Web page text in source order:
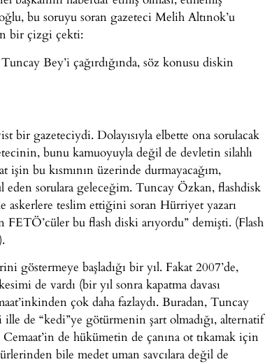
bu soruyu soran gazeteci Melih Altınok’u
bir çizgi çekti:
Bey’i çağırdığında, söz konusu diskin
bir gazeteciydi. Dolayısıyla elbette ona sorulacak
bunu kamuoyuyla değil de devletin silahlı
işin bu kısmının üzerinde durmayacağım,
sorulara geleceğim. Tuncay Özkan, flashdisk
askerlere teslim ettiğini soran Hürriyet yazarı
bu flash diski arıyordu” demişti. (Flash
göstermeye başladığı bir yıl. Fakat 2007’de,
de vardı (bir yıl sonra kapatma davası
çok daha fazlaydı. Buradan, Tuncay
ille de “kedi”ye götürmenin şart olmadığı, alternatif
de hükümetin de çanına ot tıkamak için
bile medet uman savcılara değil de